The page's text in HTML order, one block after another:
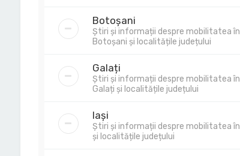
Botoșani
Știri și informații despre mobilitatea în
Botoșani și localitățile județului
Galați
Știri și informații despre mobilitatea în
Galați și localitățile județului
Iași
Știri și informații despre mobilitatea în
și localitățile județului